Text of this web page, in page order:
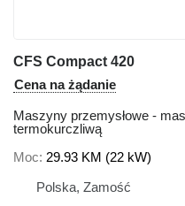
CFS Compact 420
Cena na żądanie
Maszyny przemysłowe -
termokurczliwą
Moc 29.93 KM (22 kW)
Polska, Zamość